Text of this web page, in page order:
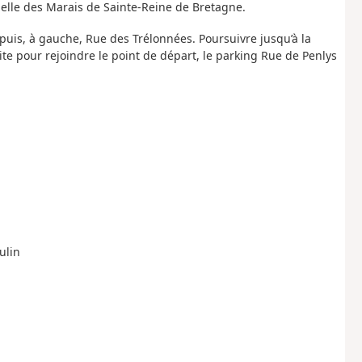
des Marais de Sainte-Reine de Bretagne.
à gauche, Rue des Trélonnées. Poursuivre jusqu’à la
pour rejoindre le point de départ, le parking Rue de Penlys